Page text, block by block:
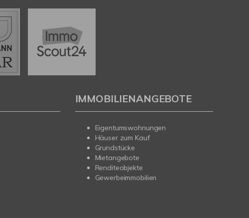
IMMOBILIENANGEBOTE
Eigentumswohnungen
Häuser zum Kauf
Grundstücke
Mietangebote
Renditeobjekte
Gewerbeimmobilien